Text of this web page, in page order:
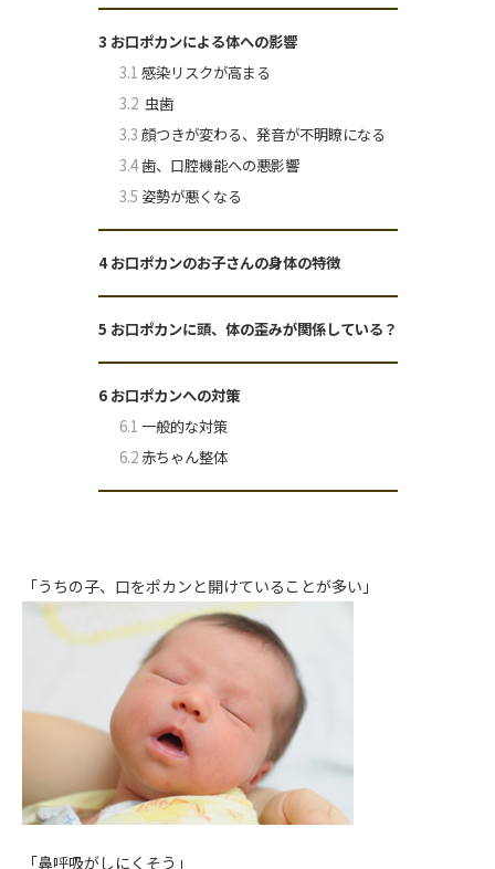
3 お口ポカンによる体への影響
3.1 感染リスクが高まる
3.2 虫歯
3.3 顔つきが変わる、発音が不明瞭になる
3.4歯、口腔機能への悪影響
3.5 姿勢が悪くなる
4お口ポカンのお子さんの身体の特徴
5 お口ポカンに頭、体の歪みが関係している？
6お口ポカンへの対策
6.1 一般的な対策
6.2赤ちゃん整体
「うちの子、口をポカンと開けていることが多い」
「鼻呼吸がしにくそう」